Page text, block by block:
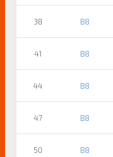
38 B8
41 B8
44 B8
47 B8
50 B8